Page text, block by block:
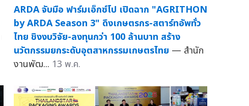
ARDA จับมือ ฟาร์มเอ็กซ์โป เปิดฉาก "AGRITHON
by ARDA Season 3" ดึงเกษตรกร-สตาร์ทอัพทั่ว
ไทย ชิงงบวิจัย-ลงทุนกว่า 100 ล้านบาท สร้าง
นวัตกรรมยกระดับอุตสาหกรรมเกษตรไทย — สำนัก
งานพัฒ... 13 พ.ค.